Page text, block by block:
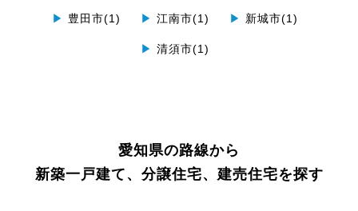
▶ 豊田市(1) ▶ 江南市(1) ▶ 新城市(1)
▶ 清須市(1)
愛知県の路線から
新築一戸建て、分譲住宅、建売住宅を探す